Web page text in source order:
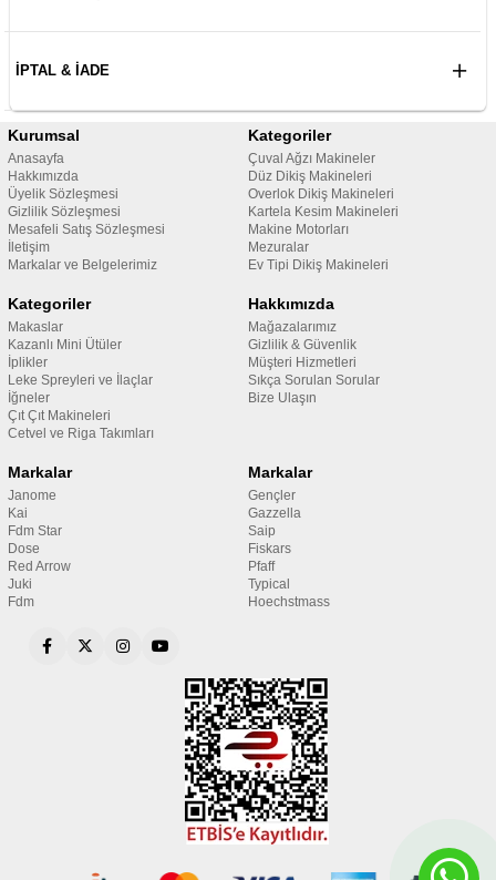
İPTAL & İADE
Kurumsal
Anasayfa
Hakkımızda
Üyelik Sözleşmesi
Gizlilik Sözleşmesi
Mesafeli Satış Sözleşmesi
İletişim
Markalar ve Belgelerimiz
Kategoriler
Çuval Ağzı Makineler
Düz Dikiş Makineleri
Overlok Dikiş Makineleri
Kartela Kesim Makineleri
Makine Motorları
Mezuralar
Ev Tipi Dikiş Makineleri
Kategoriler
Makaslar
Kazanlı Mini Ütüler
İplikler
Leke Spreyleri ve İlaçlar
İğneler
Çıt Çıt Makineleri
Cetvel ve Riga Takımları
Hakkımızda
Mağazalarımız
Gizlilik & Güvenlik
Müşteri Hizmetleri
Sıkça Sorulan Sorular
Bize Ulaşın
Markalar
Janome
Kai
Fdm Star
Dose
Red Arrow
Juki
Fdm
Markalar
Gençler
Gazzella
Saip
Fiskars
Pfaff
Typical
Hoechstmass